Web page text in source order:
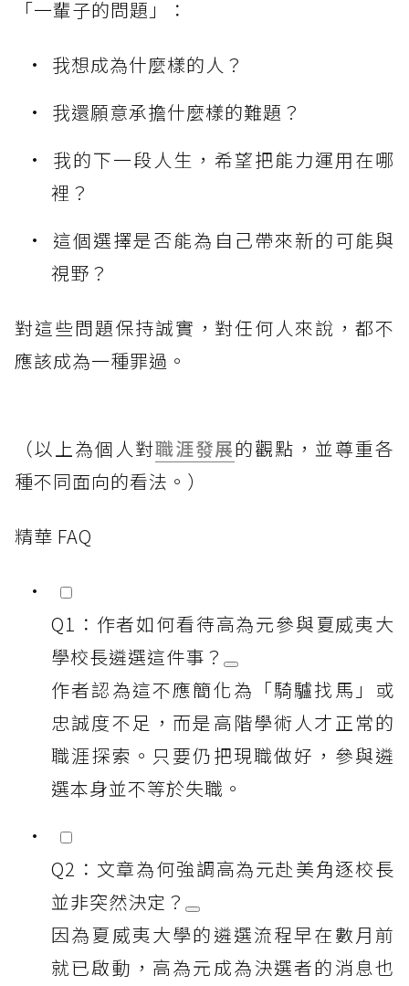
「一輩子的問題」：
我想成為什麼樣的人？
我還願意承擔什麼樣的難題？
我的下一段人生，希望把能力運用在哪
裡？
這個選擇是否能為自己帶來新的可能與
視野？
對這些問題保持誠實，對任何人來說，都不
應該成為一種罪過。
（以上為個人對職涯發展的觀點，並尊重各
種不同面向的看法。）
精華 FAQ
Q1：作者如何看待高為元參與夏威夷大
學校長遴選這件事？
作者認為這不應簡化為「騎驢找馬」或
忠誠度不足，而是高階學術人才正常的
職涯探索。只要仍把現職做好，參與遴
選本身並不等於失職。
Q2：文章為何強調高為元赴美角逐校長
並非突然決定？
因為夏威夷大學的遴選流程早在數月前
就已啟動，高為元成為決選者的消息也